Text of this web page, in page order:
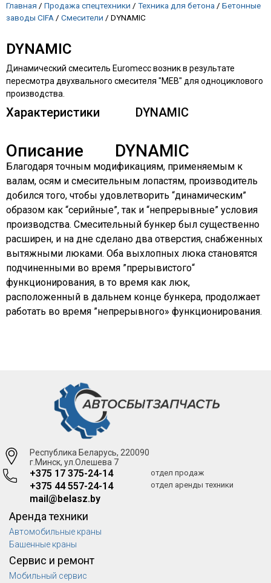
Главная / Продажа спецтехники / Техника для бетона/ Бетонные
заводы CIFA/ Смесители / DYNAMIC
DYNAMIC
Динамический смеситель Euromecc возник в результате
пересмотра двухвального смесителя "MEB" для одноциклового
производства.
Характеристики DYNAMIC
Описание DYNAMIC
Благодаря точным модификациям, применяемым к
валам, осям и смесительным лопастям, производитель
добился того, чтобы удовлетворить “динамическим”
образом как “серийные”, так и “непрерывные” условия
производства. Смесительный бункер был существенно
расширен, и на дне сделано два отверстия, снабженных
вытяжными люками. Оба выхлопных люка становятся
подчиненными во время ”прерывистого“
функционирования, в то время как люк,
расположенный в дальнем конце бункера, продолжает
работать во время ”непрерывного» функционирования.
Республика Беларусь, 220090
г.Минск, ул.Олешева 7
+375 17 375-24-14
+375 44 557-24-14
mail@belasz.by
отдел продаж
отдел аренды техники
Аренда техники
Автомобильные краны
Башенные краны
Сервис и ремонт
Мобильный сервис